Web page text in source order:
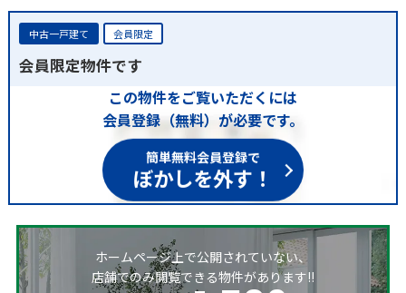
中古一戸建て 会員限定
会員限定物件です
この物件をご覧いただくには
会員登録（無料）が必要です。
簡単無料会員登録で
ぼかしを外す！
ホームページ上で公開されていない、
店舗でのみ閲覧できる物件があります!!